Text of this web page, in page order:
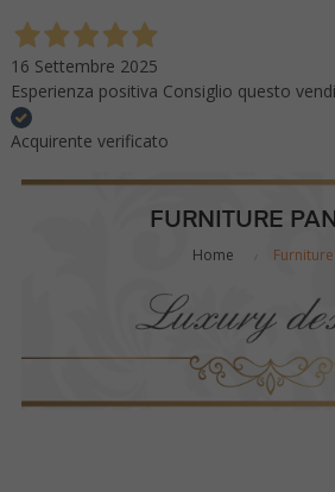
16 Settembre 2025
Esperienza positiva Consiglio questo
Acquirente verificato
FURNITURE
Home